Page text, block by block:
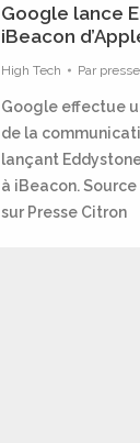
Google lance
iBeacon
High Tech Par
Google effectue
de la
lançant
à iBeacon.
sur Presse Citron